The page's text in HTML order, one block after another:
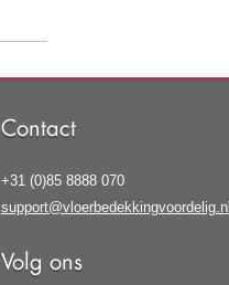
Contact
+31 (0)85 8888 070
support@vloerbedekkingvoordelig.nl
Volg ons